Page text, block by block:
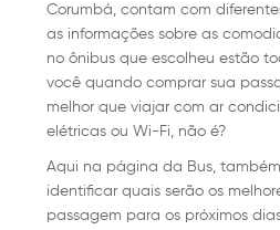
Corumbá, contam com
as informações sobre as
no ônibus que escolheu estão
você quando comprar sua
melhor que viajar com ar
elétricas ou Wi-Fi, não é?
Aqui na página da Bus, também
identificar quais serão os
passagem para os próximos